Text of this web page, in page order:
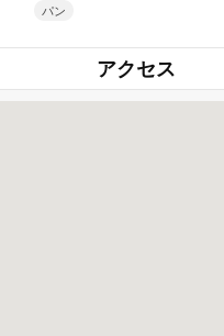
パン
アクセス